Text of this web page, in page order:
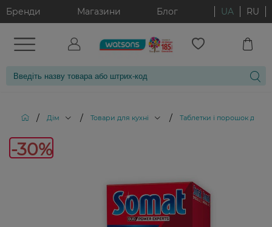
Бренди Магазини Блог UA RU
/ Дім / Товари для кухні / Таблетки і порошок для
-30%